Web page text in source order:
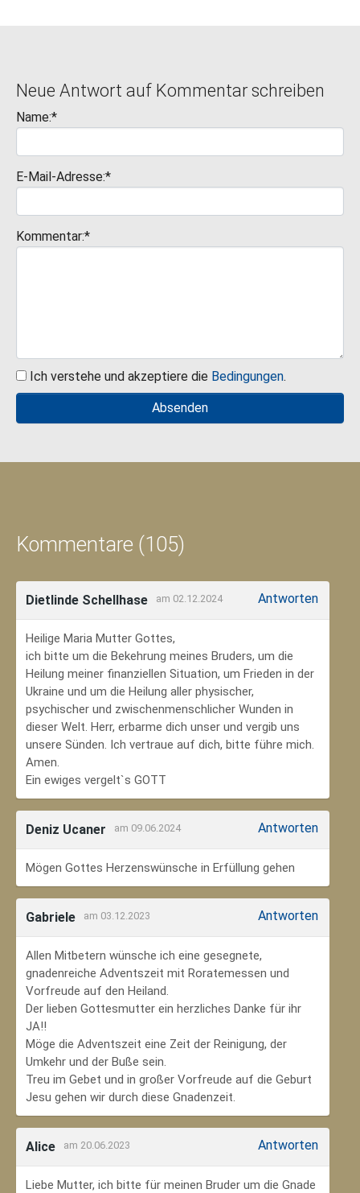
Neue Antwort auf Kommentar schreiben
Name:*
E-Mail-Adresse:*
Kommentar:*
Ich verstehe und akzeptiere die Bedingungen.
Kommentare (105)
Dietlinde Schellhase am 02.12.2024 Antworten
Heilige Maria Mutter Gottes,
ich bitte um die Bekehrung meines Bruders, um die
Heilung meiner finanziellen Situation, um Frieden in der
Ukraine und um die Heilung aller physischer,
psychischer und zwischenmenschlicher Wunden in
dieser Welt. Herr, erbarme dich unser und vergib uns
unsere Sünden. Ich vertraue auf dich, bitte führe mich.
Amen.
Ein ewiges vergelt`s GOTT
Deniz Ucaner am 09.06.2024 Antworten
Mögen Gottes Herzenswünsche in Erfüllung gehen
Gabriele am 03.12.2023 Antworten
Allen Mitbetern wünsche ich eine gesegnete,
gnadenreiche Adventszeit mit Roratemessen und
Vorfreude auf den Heiland.
Der lieben Gottesmutter ein herzliches Danke für ihr
JA!!
Möge die Adventszeit eine Zeit der Reinigung, der
Umkehr und der Buße sein.
Treu im Gebet und in großer Vorfreude auf die Geburt
Jesu gehen wir durch diese Gnadenzeit.
Alice am 20.06.2023 Antworten
Liebe Mutter, ich bitte für meinen Bruder um die Gnade